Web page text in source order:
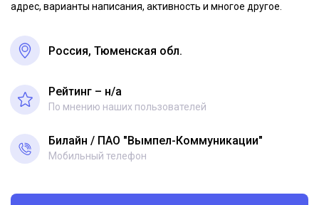
адрес, варианты написания, активность и многое другое.
Россия, Тюменская обл.
Рейтинг – н/a
По мнению наших пользователей
Билайн ПАО "Вымпел-Коммуникации"
Мобильный телефон